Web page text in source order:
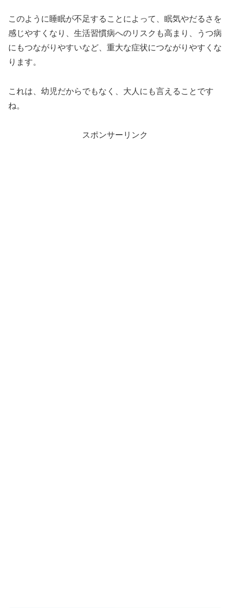
このように睡眠が不足することによって、眠気やだるさを
感じやすくなり、生活習慣病へのリスクも高まり、うつ病
にもつながりやすいなど、重大な症状につながりやすくな
ります。
これは、幼児だからでもなく、大人にも言えることです
ね。
スポンサーリンク